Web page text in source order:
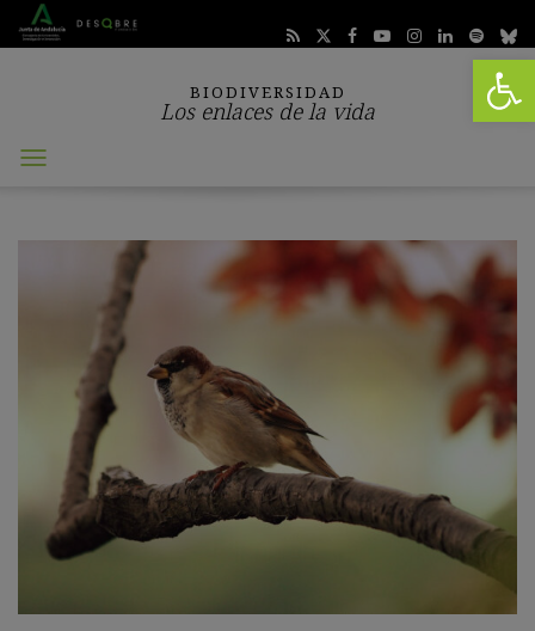
Abrir
BIODIVERSIDAD
Los enlaces de la vida
Abrir